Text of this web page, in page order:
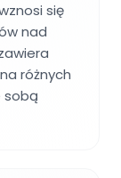
się
nad
różnych
sobą